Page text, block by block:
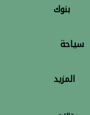
بنوك
سياحة
المزيد